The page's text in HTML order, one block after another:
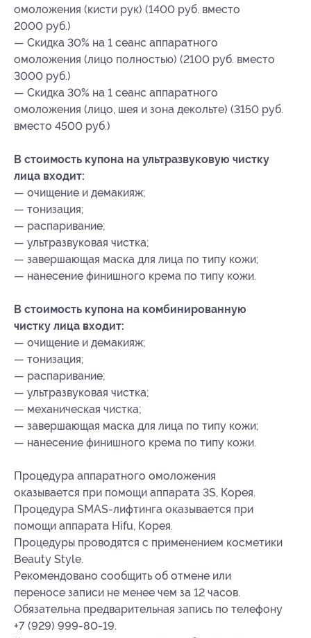
омоложения (кисти рук) (1400 руб. вместо
2000 руб.)
— Скидка 30% на 1 сеанс аппаратного
омоложения (лицо полностью) (2100 руб. вместо
3000 руб.)
— Скидка 30% на 1 сеанс аппаратного
омоложения (лицо, шея и зона декольте) (3150 руб.
вместо 4500 руб.)
В стоимость купона на ультразвуковую чистку
лица входит:
— очищение и демакияж;
— тонизация;
— распаривание;
— ультразвуковая чистка;
— завершающая маска для лица по типу кожи;
— нанесение финишного крема по типу кожи.
В стоимость купона на комбинированную
чистку лица входит:
— очищение и демакияж;
— тонизация;
— распаривание;
— ультразвуковая чистка;
— механическая чистка;
— завершающая маска для лица по типу кожи;
— нанесение финишного крема по типу кожи.
Процедура аппаратного омоложения
оказывается при помощи аппарата 3S, Корея.
Процедура SMAS-лифтинга оказывается при
помощи аппарата Hifu, Корея.
Процедуры проводятся с применением косметики
Beauty Style.
Рекомендовано сообщить об отмене или
переносе записи не менее чем за 12 часов.
Обязательна предварительная запись по телефону
+7 (929) 999-80-19.